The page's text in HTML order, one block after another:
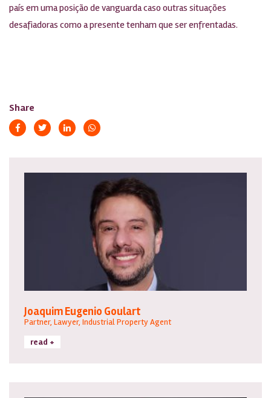
país em uma posição de vanguarda caso outras situações
desafiadoras como a presente tenham que ser enfrentadas.
Share
Joaquim Eugenio Goulart
Partner, Lawyer, Industrial Property Agent
read +